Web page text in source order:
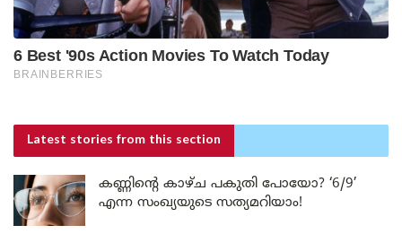
Latest stories from this section
കണ്ണിന്റെ കാഴ്ച പകുതി പോയോ? ‘6/9’
എന്ന സംഖ്യയുടെ സത്യമറിയാം!